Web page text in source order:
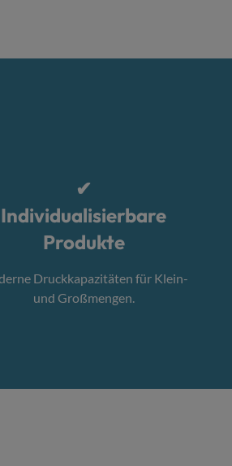
✔
Individualisierbare
Produkte
Druckkapazitäten für Klein-
und Großmengen.